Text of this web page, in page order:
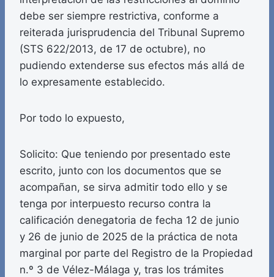
debe ser siempre restrictiva, conforme a
reiterada jurisprudencia del Tribunal Supremo
(STS 622/2013, de 17 de octubre), no
pudiendo extenderse sus efectos más allá de
lo expresamente establecido.
Por todo lo expuesto,
Solicito: Que teniendo por presentado este
escrito, junto con los documentos que se
acompañan, se sirva admitir todo ello y se
tenga por interpuesto recurso contra la
calificación denegatoria de fecha 12 de junio
y 26 de junio de 2025 de la práctica de nota
marginal por parte del Registro de la Propiedad
n.º 3 de Vélez-Málaga y, tras los trámites